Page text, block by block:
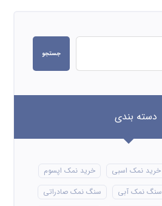
جستجو
دسته بندی
خرید نمک اسبی
خرید نمک اپسوم
سنگ نمک آبی
سنگ نمک صادراتی